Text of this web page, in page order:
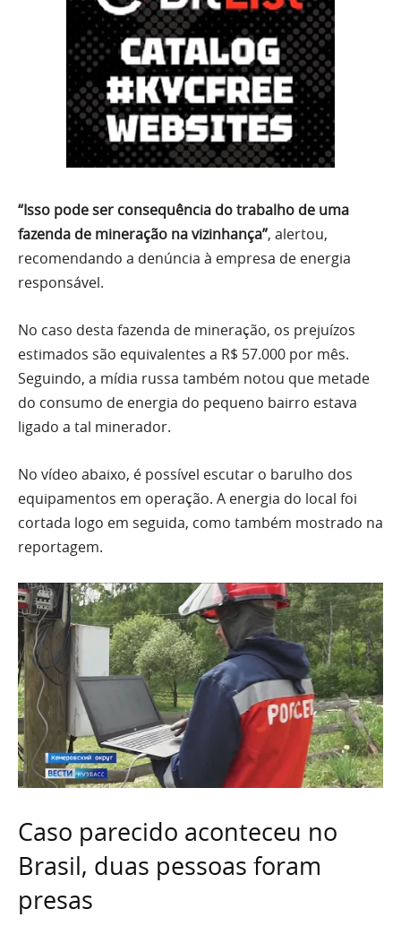
“Isso pode ser consequência do trabalho de uma
fazenda de mineração na vizinhança”, alertou,
recomendando a denúncia à empresa de energia
responsável.
No caso desta fazenda de mineração, os prejuízos
estimados são equivalentes a R$ 57.000 por mês.
Seguindo, a mídia russa também notou que metade
do consumo de energia do pequeno bairro estava
ligado a tal minerador.
No vídeo abaixo, é possível escutar o barulho dos
equipamentos em operação. A energia do local foi
cortada logo em seguida, como também mostrado na
reportagem.
Caso parecido aconteceu no
Brasil, duas pessoas foram
presas